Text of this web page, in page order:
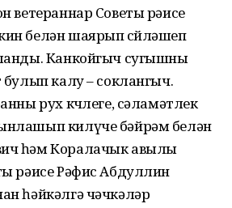
ветераннар Советы рәисе
белән шаярып сөйләшеп
Канкойгыч сугышны
булып калу – соклангыч.
рух көчлеге, сәламәтлек
килүче бәйрәм белән
һәм Коралачык авылы
рәисе Рәфис Абдуллин
һәйкәлгә чәчкәләр